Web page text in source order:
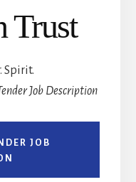
Trust
Spirit.
Job Description
JOB